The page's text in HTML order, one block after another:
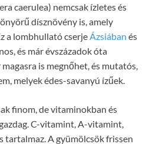
caerulea) nemcsak ízletes és
dísznövény is, amely
a lombhullató cserje Ázsiában és
és már évszázadok óta
is megnőhet, és mutatós,
melyek édes-savanyú ízűek.
finom, de vitaminokban és
C-vitamint, A-vitamint,
tartalmaz. A gyümölcsök frissen